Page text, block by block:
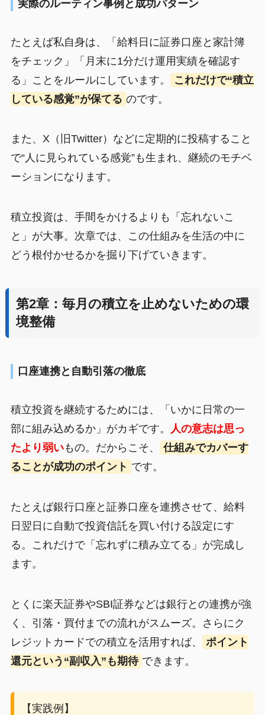
実際のルーティン事例と成功パターン
たとえば私自身は、「給料日に証券口座と家計簿
をチェック」「月末に1分だけ運用実績を確認す
る」ことをルールにしています。
これだけで“積立
している感覚”が保てる のです。
また、X（旧Twitter）などに定期的に投稿すること
で“人に見られている感覚”も生まれ、継続のモチベ
ーションになります。
積立投資は、手間をかけるよりも「忘れないこ
と」が大事。次章では、この仕組みを生活の中に
どう根付かせるかを掘り下げていきます。
第2章：毎月の積立を止めないための環
境整備
口座連携と自動引落の徹底
積立投資を継続するためには、「いかに日常の一
部に組み込めるか」がカギです。
人の意志は思っ
たより弱いもの。だからこそ、
仕組みでカバーす
ることが成功のポイント です。
たとえば銀行口座と証券口座を連携させて、給料
日翌日に自動で投資信託を買い付ける設定にす
る。これだけで「忘れずに積み立てる」が完成し
ます。
とくに楽天証券やSBI証券などは銀行との連携が強
く、引落・買付までの流れがスムーズ。さらにク
レジットカードでの積立を活用すれば、
ポイント
還元という“副収入”も期待 できます。
【実践例】